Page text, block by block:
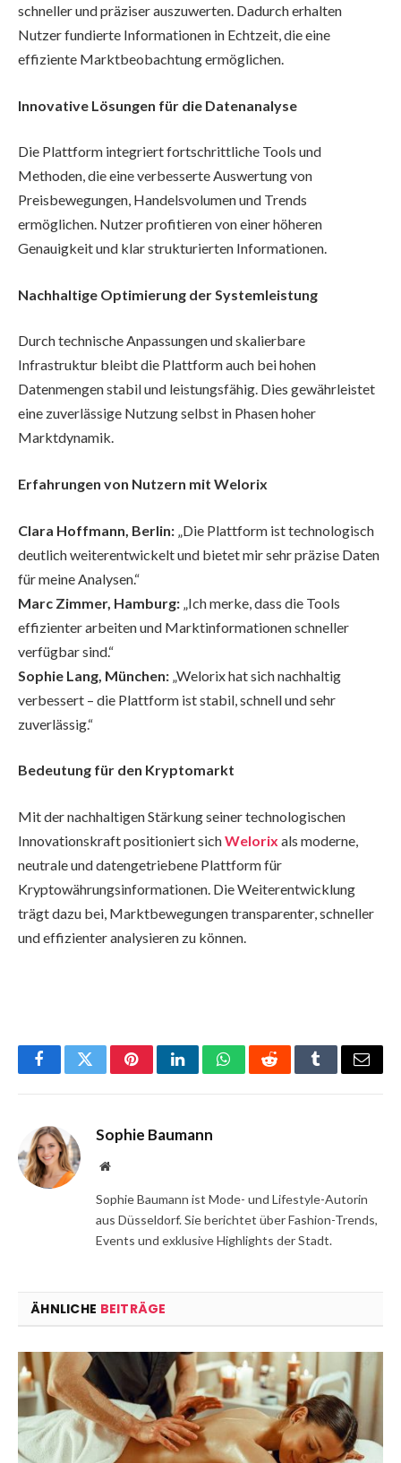
schneller und präziser auszuwerten. Dadurch erhalten
Nutzer fundierte Informationen in Echtzeit, die eine
effiziente Marktbeobachtung ermöglichen.
Innovative Lösungen für die Datenanalyse
Die Plattform integriert fortschrittliche Tools und
Methoden, die eine verbesserte Auswertung von
Preisbewegungen, Handelsvolumen und Trends
ermöglichen. Nutzer profitieren von einer höheren
Genauigkeit und klar strukturierten Informationen.
Nachhaltige Optimierung der Systemleistung
Durch technische Anpassungen und skalierbare
Infrastruktur bleibt die Plattform auch bei hohen
Datenmengen stabil und leistungsfähig. Dies gewährleistet
eine zuverlässige Nutzung selbst in Phasen hoher
Marktdynamik.
Erfahrungen von Nutzern mit Welorix
Clara Hoffmann, Berlin: „Die Plattform ist technologisch
deutlich weiterentwickelt und bietet mir sehr präzise Daten
für meine Analysen.“
Marc Zimmer, Hamburg: „Ich merke, dass die Tools
effizienter arbeiten und Marktinformationen schneller
verfügbar sind.“
Sophie Lang, München: „Welorix hat sich nachhaltig
verbessert – die Plattform ist stabil, schnell und sehr
zuverlässig.“
Bedeutung für den Kryptomarkt
Mit der nachhaltigen Stärkung seiner technologischen
Innovationskraft positioniert sichWelorix als moderne,
neutrale und datengetriebene Plattform für
Kryptowährungsinformationen. Die Weiterentwicklung
trägt dazu bei, Marktbewegungen transparenter, schneller
und effizienter analysieren zu können.
FacebookTwitterPinterestLinkedInWhatsAppRedditTumblrEmail
Sophie Baumann
Website
Sophie Baumann ist Mode- und Lifestyle-Autorin
aus Düsseldorf. Sie berichtet über Fashion-Trends,
Events und exklusive Highlights der Stadt.
ÄHNLICHE BEITRÄGE